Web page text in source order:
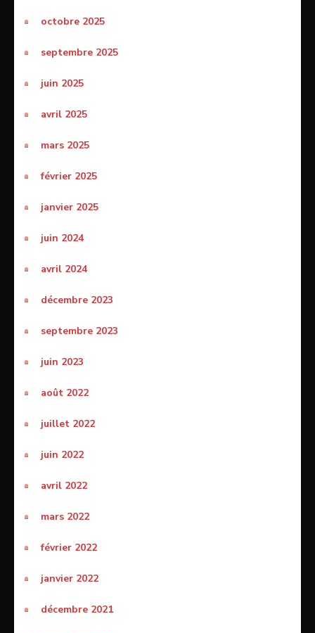
octobre 2025
septembre 2025
juin 2025
avril 2025
mars 2025
février 2025
janvier 2025
juin 2024
avril 2024
décembre 2023
septembre 2023
juin 2023
août 2022
juillet 2022
juin 2022
avril 2022
mars 2022
février 2022
janvier 2022
décembre 2021